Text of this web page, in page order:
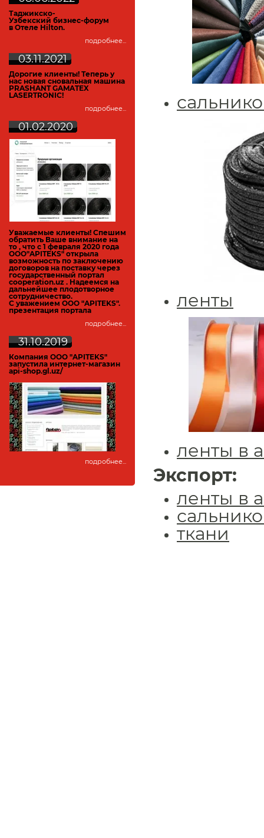
Таджикско-
Узбекский бизнес-форум
в Отеле Hilton.
подробнее...
03.11.2021
Дорогие клиенты! Теперь у
нас новая сновальная машина
PRASHANT GAMATEX
LASERTRONIC!
подробнее...
01.02.2020
Уважаемые клиенты! Спешим
обратить Ваше внимание на
то , что с 1 февраля 2020 года
ООО"APITEKS" открыла
возможность по заключению
договоров на поставку через
государственный портал
cooperation.uz . Надеемся на
дальнейшее плодотворное
сотрудничество.
С уважением ООО "APITEKS".
презентация портала
подробнее...
31.10.2019
Компания ООО "APITEKS"
запустила интернет-магазин
api-shop.gl.uz/
подробнее...
ленты
ленты в
Экспорт:
ленты в
ткани